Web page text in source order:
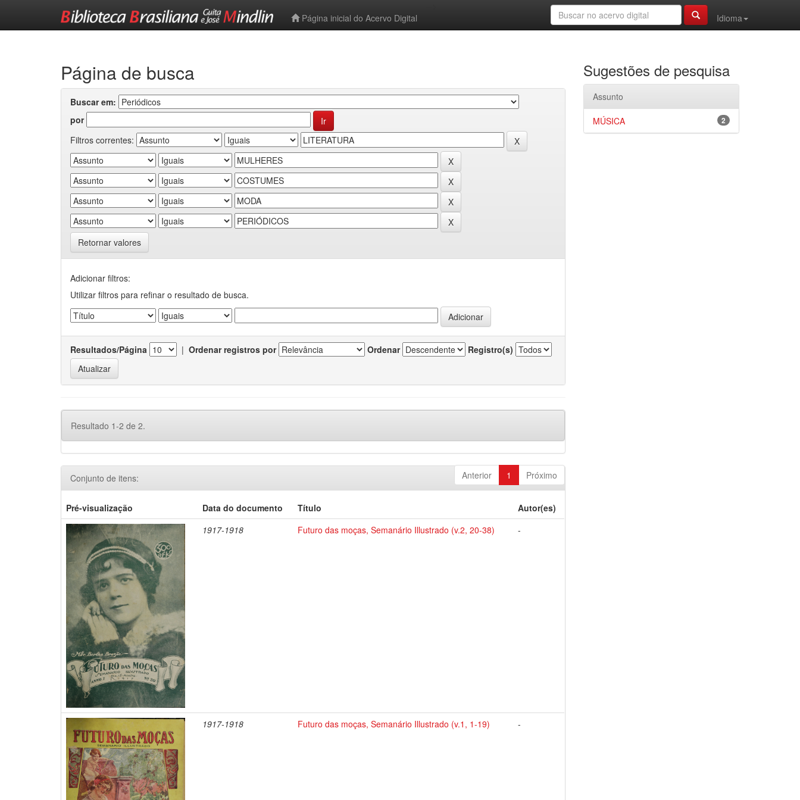
Página inicial do Acervo Digital
Idioma
Página de busca
Buscar em:
por
Filtros correntes:
Retornar valores
Adicionar filtros:
Utilizar filtros para refinar o resultado de busca.
Resultados/Página | Ordenar registros por Ordenar Registro(s)
Resultado 1-2 de 2.
Anterior 1 Próximo
Conjunto de itens:
Pré-visualização Data do documento Título
Autor(es)
1917-1918
Futuro das moças, Semanário Illustrado (v.2, 20-38) -
1917-1918 Futuro das moças, Semanário Illustrado (v.1, 1-19) -
Sugestões de pesquisa
Assunto
2
MÚSICA